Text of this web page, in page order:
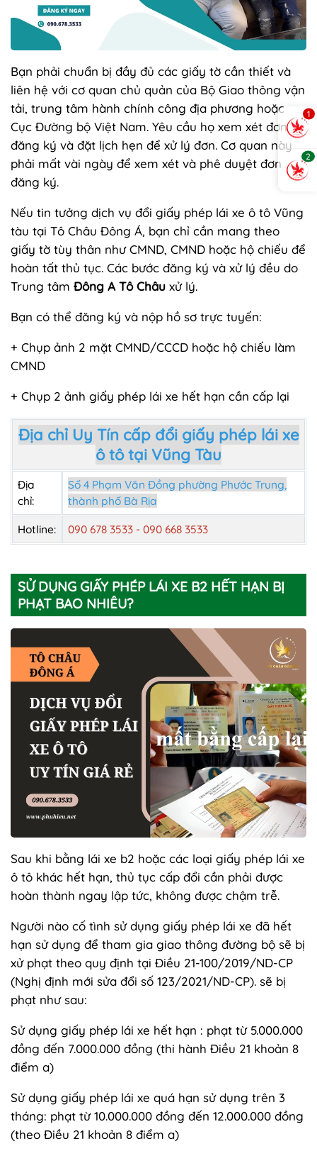
Bạn phải chuẩn bị đầy đủ các giấy tờ cần thiết và
liên hệ với cơ quan chủ quản của Bộ Giao thông vận
tải, trung tâm hành chính công địa phương hoặc
Cục Đường bộ Việt Nam. Yêu cầu họ xem xét đơn
đăng ký và đặt lịch hẹn để xử lý đơn. Cơ quan này
phải mất vài ngày để xem xét và phê duyệt đơn
đăng ký.
Nếu tin tưởng dịch vụ đổi giấy phép lái xe ô tô Vũng
tàu tại Tô Châu Đông Á, bạn chỉ cần mang theo
giấy tờ tùy thân như CMND, CMND hoặc hộ chiếu để
hoàn tất thủ tục. Các bước đăng ký và xử lý đều do
Trung tâm Đông A Tô Châu xử lý.
Bạn có thể đăng ký và nộp hồ sơ trực tuyến:
+ Chụp ảnh 2 mặt CMND/CCCD hoặc hộ chiếu làm
CMND
+ Chụp 2 ảnh giấy phép lái xe hết hạn cần cấp lại
Địa chỉ Uy Tín cấp đổi giấy phép lái xe
ô tô tại Vũng Tàu
Địa
chỉ:
Số 4 Phạm Văn Đồng phường Phước Trung,
thành phố Bà Rịa
Hotline:
090 678 3533 - 090 668 3533
SỬ DỤNG GIẤY PHÉP LÁI XE B2 HẾT HẠN BỊ
PHẠT BAO NHIÊU?
Sau khi bằng lái xe b2 hoặc các loại giấy phép lái xe
ô tô khác hết hạn, thủ tục cấp đổi cần phải được
hoàn thành ngay lập tức, không được chậm trễ.
Người nào cố tình sử dụng giấy phép lái xe đã hết
hạn sử dụng để tham gia giao thông đường bộ sẽ bị
xử phạt theo quy định tại Điều 21-100/2019/ND-CP
(Nghị định mới sửa đổi số 123/2021/ND-CP). sẽ bị
phạt như sau:
Sử dụng giấy phép lái xe hết hạn : phạt từ 5.000.000
đồng đến 7.000.000 đồng (thi hành Điều 21 khoản 8
điểm a)
Sử dụng giấy phép lái xe quá hạn sử dụng trên 3
tháng: phạt từ 10.000.000 đồng đến 12.000.000 đồng
(theo Điều 21 khoản 8 điểm a)
1
2